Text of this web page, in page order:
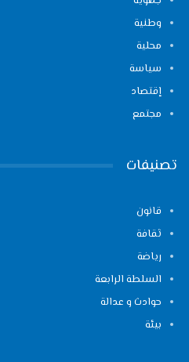
وطنية
محلية
سياسة
إقتصاد
مجتمع
تصنيفات
قانون
ثقافة
رياضة
السلطة الرابعة
حوادث و عدالة
بيئة